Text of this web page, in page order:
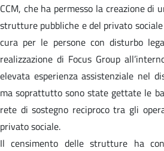
CCM, che ha permesso la creazione di
strutture pubbliche e del privato
cura per le persone con disturbo
realizzazione di Focus Group
elevata esperienza assistenziale nel
ma soprattutto sono state gettate le
rete di sostegno reciproco tra gli
privato sociale.
Il censimento delle strutture ha